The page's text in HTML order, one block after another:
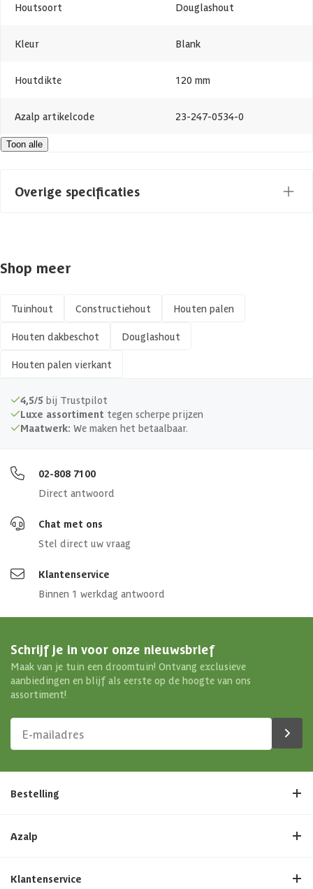
Houtsoort Douglashout
Kleur Blank
Houtdikte 120 mm
Azalp artikelcode 23-247-0534-0
EAN-code
Toon alle
Overige specificaties
Vorm
Afwerking Fijnbezaagd
Kopmaat 120 x 120 mm
Keurmerk PEFC
Shop meer
Tuinhout Constructiehout Houten palen
Houten dakbeschot Douglashout
Houten palen vierkant
4,5/5 bij Trustpilot
Luxe assortiment tegen scherpe prijzen
Maatwerk: We maken het betaalbaar.
02-808 7100
Direct antwoord
Chat met ons
Stel direct uw vraag
Klantenservice
Binnen 1 werkdag antwoord
Schrijf je in voor onze nieuwsbrief
Maak van je tuin een droomtuin! Ontvang exclusieve
aanbiedingen en blijf als eerste op de hoogte van ons
assortiment!
Bestelling
Azalp
Klantenservice